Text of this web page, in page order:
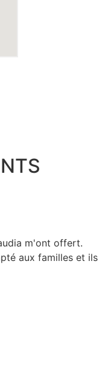
m'ont offert.
aux familles et ils